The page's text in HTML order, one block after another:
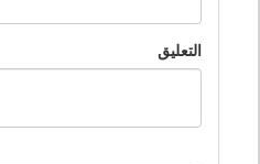
التعليق